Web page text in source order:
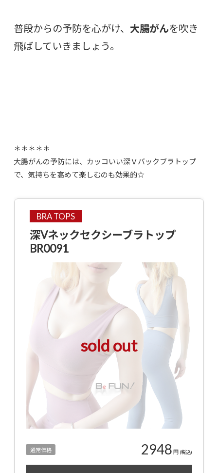
普段からの予防を心がけ、 大腸がんを吹き
飛ばしていきましょう。
＊＊＊＊＊
大腸がんの予防には、カッコいい深Ｖバックブラトップ
で、気持ちを高めて楽しむのも効果的☆
BRA TOPS
深Vネックセクシーブラトップ
BR0091
sold out
通常価格 2948 円 (税込)